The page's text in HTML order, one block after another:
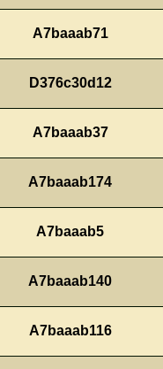
A7baaab71
D376c30d12
A7baaab37
A7baaab5
A7baaab116